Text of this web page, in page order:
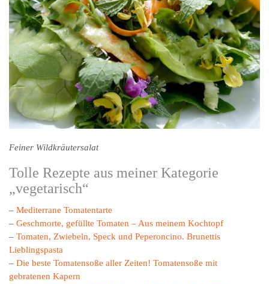
Feiner Wildkräutersalat
Tolle Rezepte aus meiner Kategorie
„vegetarisch“
– Mediterrane Tomatentarte
– Geschmorte, gefüllte Tomaten – Aus meinem Kochtopf
– Tomaten, Zwiebeln, Speck und Peperoncino. Brunettis
Lieblingspasta
– Die beste Tomatensoße aller Zeiten! Tomatensoße mit
gebratenen Kapern